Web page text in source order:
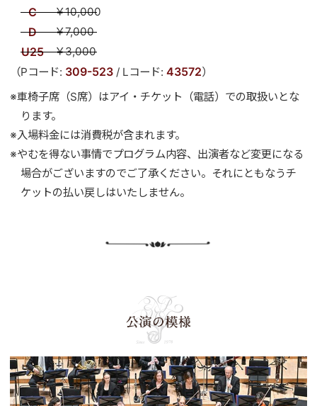
C ￥10,000
D ￥7,000
U25
￥3,000
（Pコード: 309-523 / Lコード: 43572）
※車椅子席（S席）はアイ・チケット（電話）での取扱いとな
ります。
※入場料金には消費税が含まれます。
※やむを得ない事情でプログラム内容、出演者など変更になる
場合がございますのでご了承ください。それにともなうチ
ケットの払い戻しはいたしません。